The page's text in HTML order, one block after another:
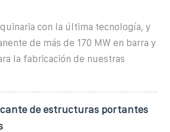
con la última tecnología, y
de más de 170 MW en barra y
la fabricación de nuestras
de estructuras portantes